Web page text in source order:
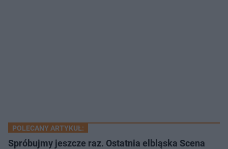
POLECANY ARTYKUŁ:
Spróbujmy jeszcze raz. Ostatnia elbląska Scena